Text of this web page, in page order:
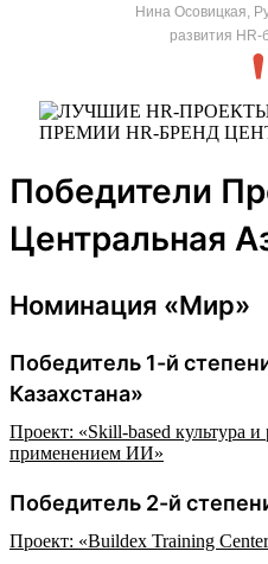
Нина Осовицкая,
развития HR-
Победители
Центральная
Номинация «Мир»
Победитель 1-й
Казахстана»
Проект: «Skill-based культура
применением ИИ»
Победитель 2-й
Проект: «Buildex Training